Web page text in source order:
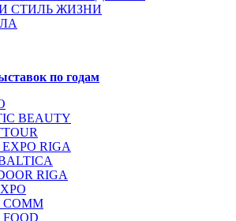
СТИЛЬ ЖИЗНИ
по годам
BEAUTY
RIGA
RIGA
COMM